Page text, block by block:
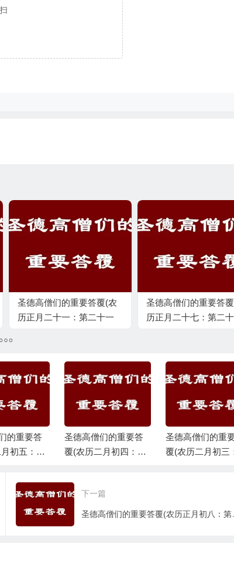
圣德高僧们的重要答覆(农
历正月二十一：第二十一
圣德高僧们的重要答
历正月二十七：第二
的重要答
初五：第
圣德高僧们的重要答
覆(农历二月初四：第
圣德高僧们的重
覆(农历二月初三
下一篇